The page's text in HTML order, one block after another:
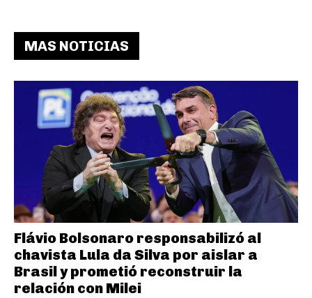
MAS NOTICIAS
Flávio Bolsonaro responsabilizó al
chavista Lula da Silva por aislar a
Brasil y prometió reconstruir la
relación con Milei